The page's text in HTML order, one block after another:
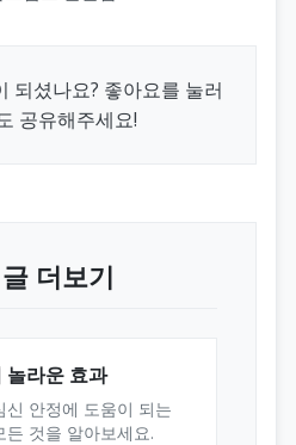
되셨나요? 좋아요를 눌러
공유해주세요!
더보기
놀라운 효과
신 안정에 도움이 되는
것을 알아보세요.